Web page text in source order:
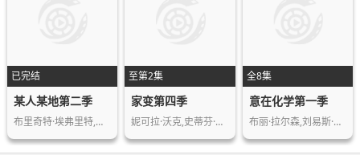
已完结
某人某地第二季
布里奇特·埃弗里特,蒂姆·巴格来,詹妮…
至第2集
家变第四季
妮可拉·沃克,史蒂芬·曼甘,安娜贝尔·…
全8集
意在化学第一季
布丽·拉尔森,刘易斯·普尔曼,阿雅·娜…